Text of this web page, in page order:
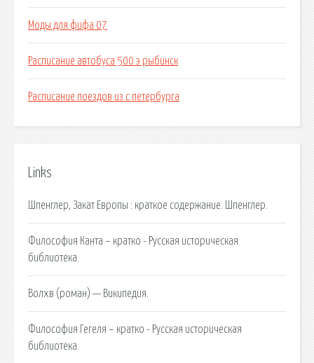
Моды для фифа 07
Расписание автобуса 500 э рыбинск
Расписание поездов из с петербурга
Links
Шпенглер, Закат Европы : краткое содержание. Шпенглер.
Философия Канта – кратко - Русская историческая
библиотека.
Волхв (роман) — Википедия.
Философия Гегеля – кратко - Русская историческая
библиотека.